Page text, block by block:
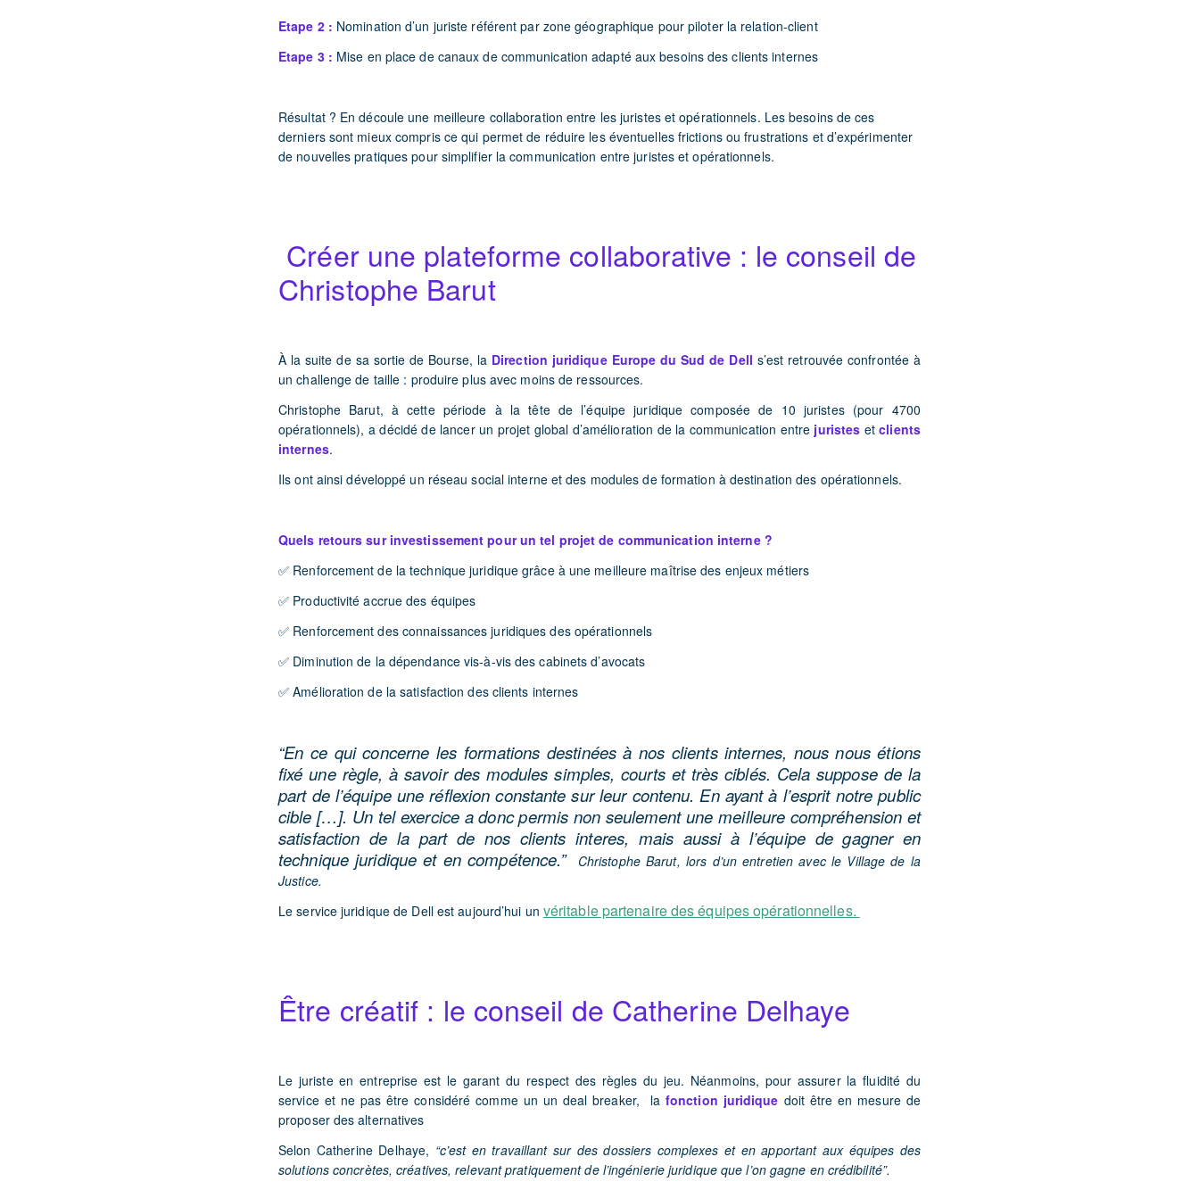
Etape 2 : Nomination d’un juriste référent par zone géographique pour piloter la relation-client
Etape 3 : Mise en place de canaux de communication adapté aux besoins des clients internes
Résultat ? En découle une meilleure collaboration entre les juristes et opérationnels. Les besoins de ces
derniers sont mieux compris ce qui permet de réduire les éventuelles frictions ou frustrations et d’expérimenter
de nouvelles pratiques pour simplifier la communication entre juristes et opérationnels.
️ Créer une plateforme collaborative : le conseil de
Christophe Barut
À la suite de sa sortie de Bourse, la Direction juridique Europe du Sud de Dell s’est retrouvée confrontée à
un challenge de taille : produire plus avec moins de ressources.
Christophe Barut, à cette période à la tête de l’équipe juridique composée de 10 juristes (pour 4700
opérationnels), a décidé de lancer un projet global d’amélioration de la communication entre juristes etclients
internes.
Ils ont ainsi développé un réseau social interne et des modules de formation à destination des opérationnels.
Quels retours sur investissement pour un tel projet de communication interne ?
✅ Renforcement de la technique juridique grâce à une meilleure maîtrise des enjeux métiers
✅ Productivité accrue des équipes
✅ Renforcement des connaissances juridiques des opérationnels
✅ Diminution de la dépendance vis-à-vis des cabinets d’avocats
✅ Amélioration de la satisfaction des clients internes
“En ce qui concerne les formations destinées à nos clients internes, nous nous étions
fixé une règle, à savoir des modules simples, courts et très ciblés. Cela suppose de la
part de l’équipe une réflexion constante sur leur contenu. En ayant à l’esprit notre public
cible […]. Un tel exercice a donc permis non seulement une meilleure compréhension et
satisfaction de la part de nos clients interes, mais aussi à l’équipe de gagner en
technique juridique et en compétence.”
Christophe Barut, lors d’un entretien avec le Village de la
Justice.
Le service juridique de Dell est aujourd’hui un véritable partenaire des équipes opérationnelles.
Être créatif : le conseil de Catherine Delhaye
Le juriste en entreprise est le garant du respect des règles du jeu. Néanmoins, pour assurer la fluidité du
service et ne pas être considéré comme un un deal breaker, la fonction juridique doit être en mesure de
proposer des alternatives
Selon Catherine Delhaye, “c’est en travaillant sur des dossiers complexes et en apportant aux équipes des
solutions concrètes, créatives, relevant pratiquement de l’ingénierie juridique que l’on gagne en crédibilité”.